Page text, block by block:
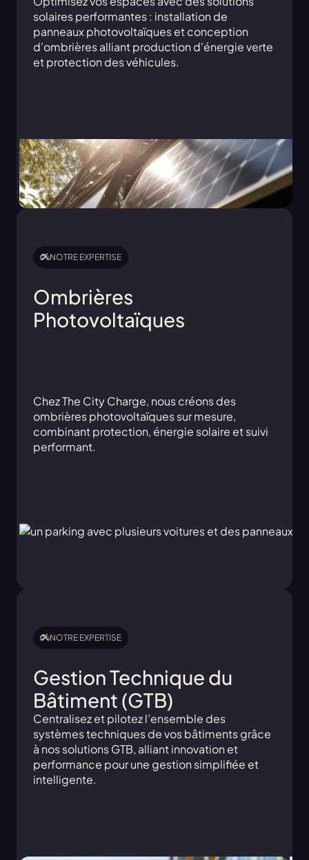
solaires performantes : installation de
panneaux photovoltaïques et conception
d’ombrières alliant production d'énergie verte
et protection des véhicules.
NOTRE EXPERTISE
Ombrières
Photovoltaïques
Chez The City Charge, nous créons des
ombrières photovoltaïques sur mesure,
combinant protection, énergie solaire et suivi
performant.
NOTRE EXPERTISE
Gestion Technique du
Bâtiment (GTB)
Centralisez et pilotez l’ensemble des
systèmes techniques de vos bâtiments grâce
à nos solutions GTB, alliant innovation et
performance pour une gestion simplifiée et
intelligente.